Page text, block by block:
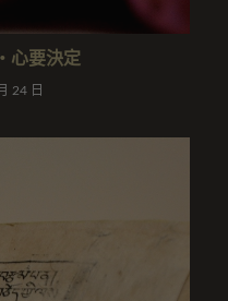
心要決定
24 日